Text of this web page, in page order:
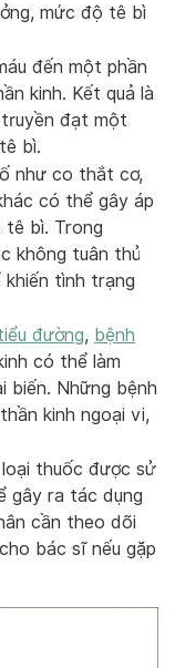
mức độ tê bì
đến một phần
kinh. Kết quả là
đạt một
bì.
như co thắt cơ,
có thể gây áp
tê bì. Trong
không tuân thủ
tình trạng
đường, bệnh
có thể làm
biến. Những bệnh
kinh ngoại vi,
thuốc được sử
gây ra tác dụng
cần theo dõi
bác sĩ nếu gặp